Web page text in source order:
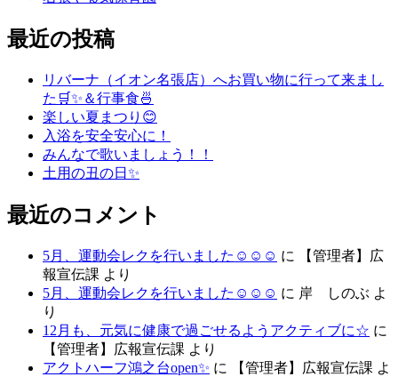
最近の投稿
リバーナ（イオン名張店）へお買い物に行って来まし
た🛒✨＆行事食🍜
楽しい夏まつり😊
入浴を安全安心に！
みんなで歌いましょう！！
土用の丑の日✨
最近のコメント
5月、運動会レクを行いました☺☺☺ に
【管理者】広
報宣伝課 より
5月、運動会レクを行いました☺☺☺ に 岸 しのぶ よ
り
12月も、元気に健康で過ごせるようアクティブに☆ に
【管理者】広報宣伝課 より
アクトハーフ鴻之台open✨ に 【管理者】広報宣伝課 よ